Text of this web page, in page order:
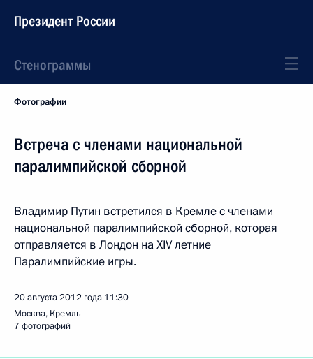
Президент России
Стенограммы
Фотографии
Встреча с членами национальной
паралимпийской сборной
Владимир Путин встретился в Кремле с членами
национальной паралимпийской сборной, которая
отправляется в Лондон на XIV летние
Паралимпийские игры.
20 августа 2012 года 11:30
Москва, Кремль
7 фотографий